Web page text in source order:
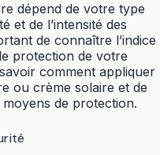
dépend de votre type
et de l’intensité des
de connaître l’indice
protection de votre
comment appliquer
ou crème solaire et de
moyens de protection.